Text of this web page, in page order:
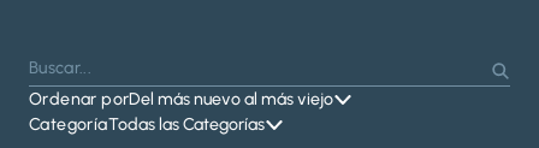
Buscar
por:
Presiona
Enter
para
Ordenar porDel más nuevo al más viejo
CategoríaTodas las Categorías